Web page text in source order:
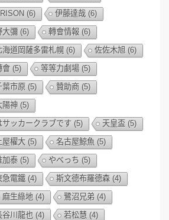
(6) 伊藤達哉 (6)
大彌 (6) 轉會情報 (6)
海道岡薩多雷札幌 (6) 佐佐木旭 (6)
會 (5) 等等力劇場 (5)
葉市原 (5) 贊助商 (5)
陽神 (5)
ッカークラブです (5) 天皇盃 (5)
屋櫂大 (5) 名古屋鯨魚 (5)
加泰 (5) やべっち (5)
急電鐵 (4) 斯文德布羅德森 (4)
麻生綠地 (4) 鷺沼兄弟 (4)
谷川龍也 (4) 若松慧 (4)